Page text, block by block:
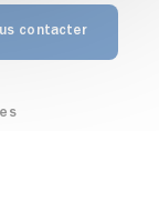
contacter